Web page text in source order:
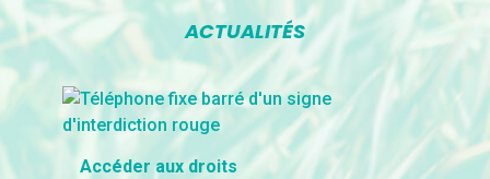
ACTUALITÉS
Accéder aux droits